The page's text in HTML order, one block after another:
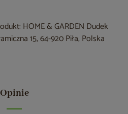
HOME & GARDEN Dudek
15, 64-920 Piła, Polska
Opinie